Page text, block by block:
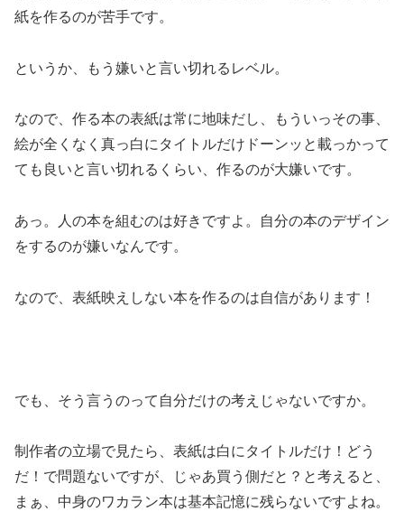
紙を作るのが苦手です。
というか、もう嫌いと言い切れるレベル。
なので、作る本の表紙は常に地味だし、もういっその事、
絵が全くなく真っ白にタイトルだけドーンッと載っかって
ても良いと言い切れるくらい、作るのが大嫌いです。
あっ。人の本を組むのは好きですよ。自分の本のデザイン
をするのが嫌いなんです。
なので、表紙映えしない本を作るのは自信があります！
でも、そう言うのって自分だけの考えじゃないですか。
制作者の立場で見たら、表紙は白にタイトルだけ！どう
だ！で問題ないですが、じゃあ買う側だと？と考えると、
まぁ、中身のワカラン本は基本記憶に残らないですよね。